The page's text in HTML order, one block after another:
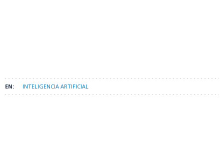
INTELIGENCIA ARTIFICIAL